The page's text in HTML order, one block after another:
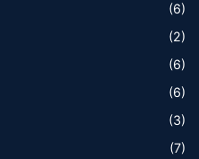
(6)
(2)
(6)
(6)
(3)
(7)